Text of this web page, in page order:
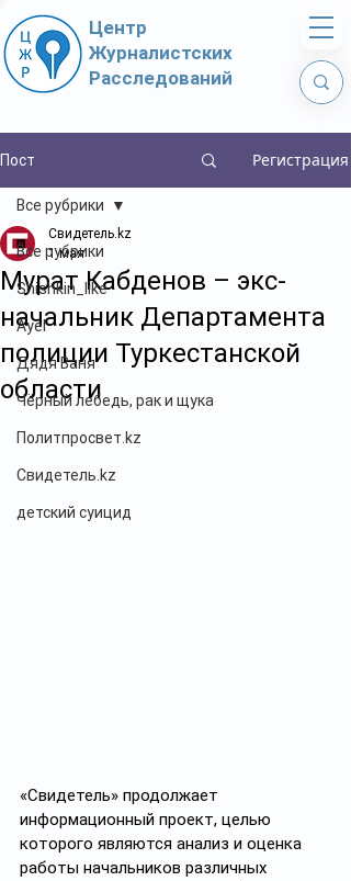
Центр
Журналистских
Расследований
Пост Регистрация
Все рубрики
Shishkin_like
Ayel
Дядя Ваня
Чёрный лебедь, рак и щука
Политпросвет.kz
Свидетель.kz
детский суицид
Все рубрики
Мурат Кабденов – экс-
начальник Департамента
полиции Туркестанской
области
Свидетель.kz
1 мая
«Свидетель» продолжает
информационный проект, целью
которого являются анализ и оценка
работы начальников различных